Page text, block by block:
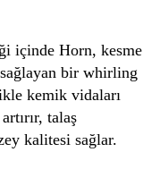
içinde Horn, kesme
sağlayan bir whirling
kemik vidaları
talaş
kalitesi sağlar.